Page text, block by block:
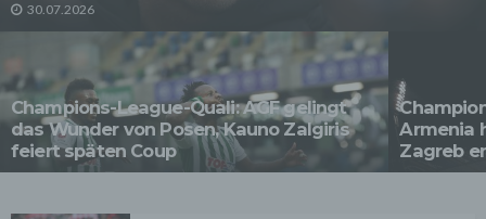
30.07.2026
Champions-League-Quali: AGF gelingt
das Wunder von Posen, Kauno Zalgiris
feiert späten Coup
Armenia
Zagreb